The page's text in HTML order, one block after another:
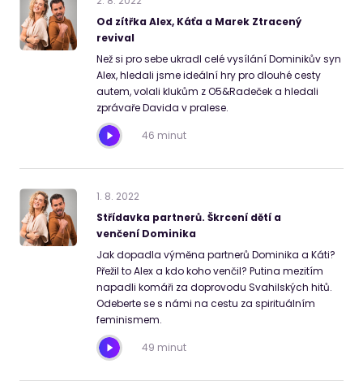
Od zítřka Alex, Káťa a Marek Ztracený
revival
Než si pro sebe ukradl celé vysílání Dominikův syn
Alex, hledali jsme ideální hry pro dlouhé cesty
autem, volali klukům z O5&Radeček a hledali
zprávaře Davida v pralese.
46 minut
1. 8. 2022
Střídavka partnerů. Škrcení dětí a
venčení Dominika
Jak dopadla výměna partnerů Dominika a Káti?
Přežil to Alex a kdo koho venčil? Putina mezitím
napadli komáři za doprovodu Svahilských hitů.
Odeberte se s námi na cestu za spirituálním
feminismem.
49 minut